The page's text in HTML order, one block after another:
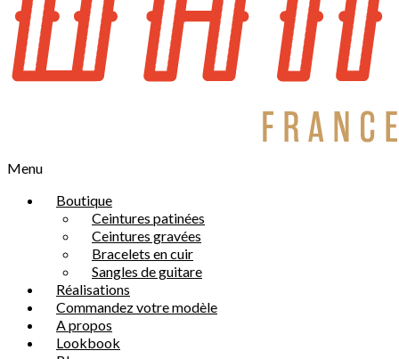
Menu
Boutique
Ceintures patinées
Ceintures gravées
Bracelets en cuir
Sangles de guitare
Réalisations
Commandez votre modèle
A propos
Lookbook